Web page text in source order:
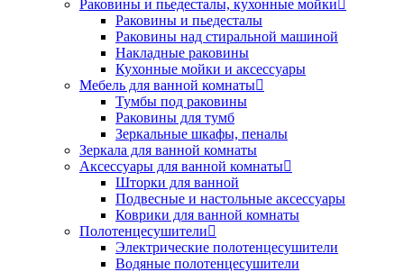
Раковины и пьедесталы, кухонные мойки
Раковины и пьедесталы
Раковины над стиральной машиной
Накладные раковины
Кухонные мойки и аксессуары
Мебель для ванной комнаты
Тумбы под раковины
Раковины для тумб
Зеркальные шкафы, пеналы
Зеркала для ванной комнаты
Аксессуары для ванной комнаты
Шторки для ванной
Подвесные и настольные аксессуары
Коврики для ванной комнаты
Полотенцесушители
Электрические полотенцесушители
Водяные полотенцесушители